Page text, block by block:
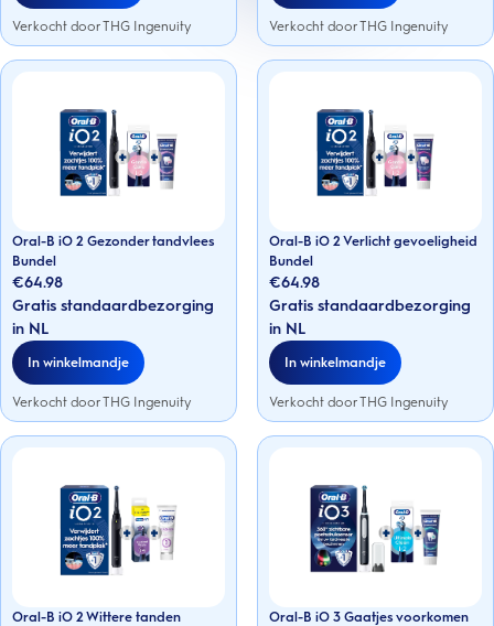
Verkocht door THG Ingenuity Verkocht door THG Ingenuity
Oral-B iO 2 Gezonder tandvlees
Bundel
€64.98
Gratis standaardbezorging
in NL
In winkelmandje
Verkocht door THG Ingenuity
Oral-B iO 2 Verlicht gevoeligheid
Bundel
€64.98
Gratis standaardbezorging
in NL
In winkelmandje
Verkocht door THG Ingenuity
Oral-B iO 2 Wittere tanden
Oral-B iO 3 Gaatjes voorkomen